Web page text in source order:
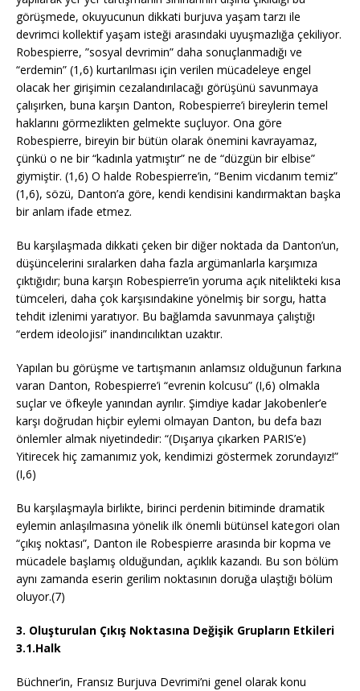
görüşmede, okuyucunun dikkati burjuva yaşam tarzı ile
devrimci kollektif yaşam isteği arasındaki uyuşmazlığa çekiliyor.
Robespierre, ”sosyal devrimin” daha sonuçlanmadığı ve
“erdemin” (1,6) kurtarılması için verilen mücadeleye engel
olacak her girişimin cezalandırılacağı görüşünü savunmaya
çalışırken, buna karşın Danton, Robespierre’i bireylerin temel
haklarını görmezlikten gelmekte suçluyor. Ona göre
Robespierre, bireyin bir bütün olarak önemini kavrayamaz,
çünkü o ne bir “kadınla yatmıştır” ne de “düzgün bir elbise”
giymiştir. (1,6) O halde Robespierre’in, “Benim vicdanım temiz”
(1,6), sözü, Danton’a göre, kendi kendisini kandırmaktan başka
bir anlam ifade etmez.
Bu karşılaşmada dikkati çeken bir diğer noktada da Danton’un,
düşüncelerini sıralarken daha fazla argümanlarla karşımıza
çıktığıdır; buna karşın Robespierre’in yoruma açık nitelikteki kısa
tümceleri, daha çok karşısındakine yönelmiş bir sorgu, hatta
tehdit izlenimi yaratıyor. Bu bağlamda savunmaya çalıştığı
“erdem ideolojisi” inandırıcılıktan uzaktır.
Yapılan bu görüşme ve tartışmanın anlamsız olduğunun farkına
varan Danton, Robespierre’i “evrenin kolcusu” (I,6) olmakla
suçlar ve öfkeyle yanından ayrılır. Şimdiye kadar Jakobenler’e
karşı doğrudan hiçbir eylemi olmayan Danton, bu defa bazı
önlemler almak niyetindedir: “(Dışarıya çıkarken PARIS’e)
Yitirecek hiç zamanımız yok, kendimizi göstermek zorundayız!”
(I,6)
Bu karşılaşmayla birlikte, birinci perdenin bitiminde dramatik
eylemin anlaşılmasına yönelik ilk önemli bütünsel kategori olan
“çıkış noktası”, Danton ile Robespierre arasında bir kopma ve
mücadele başlamış olduğundan, açıklık kazandı. Bu son bölüm
aynı zamanda eserin gerilim noktasının doruğa ulaştığı bölüm
oluyor.(7)
3. Oluşturulan Çıkış Noktasına Değişik Grupların Etkileri
3.1.Halk
Büchner’in, Fransız Burjuva Devrimi’ni genel olarak konu